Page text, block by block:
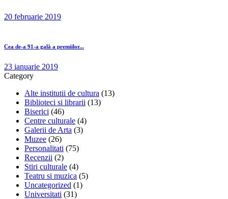
20 februarie 2019
Cea de-a 91-a gală a premiilor...
23 ianuarie 2019
Category
Alte institutii de cultura (13)
Biblioteci si librarii (13)
Biserici (46)
Centre culturale (4)
Galerii de Arta (3)
Muzee (26)
Personalitati (75)
Recenzii (2)
Stiri culturale (4)
Teatru si muzica (5)
Uncategorized (1)
Universitati (31)